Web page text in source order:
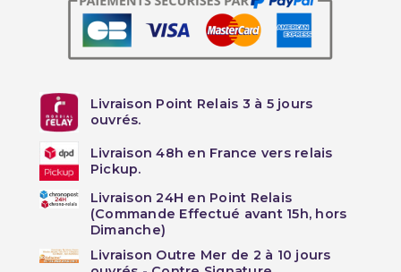
Livraison Point Relais 3 à 5 jours
ouvrés.
Livraison 48h en France vers relais
Pickup.
Livraison 24H en Point Relais
(Commande Effectué avant 15h, hors
Dimanche)
Livraison Outre Mer de 2 à 10 jours